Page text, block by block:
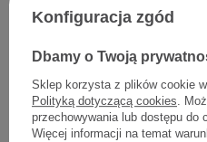
+
Dodaj
Konfiguracja zgód
Dbamy o Twoją
Sklep korzysta z plików cookie
Polityką dotyczącą cookies.
przechowywania lub dostępu do
Więcej informacji na temat